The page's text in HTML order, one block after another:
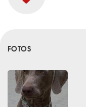
FOTOS